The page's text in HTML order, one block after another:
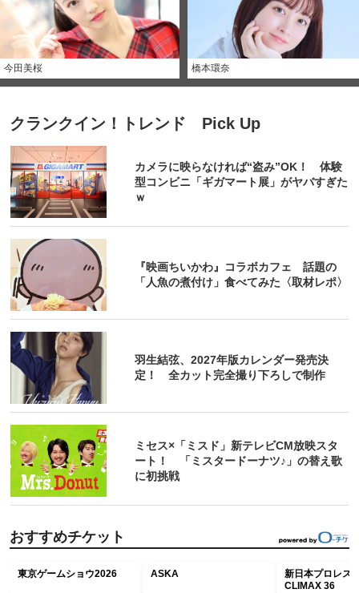
今田美桜 橋本環奈
クランクイン！トレンド Pick Up
カメラに映らなければ“盗み”OK！ 体験
型コンビニ「ギガマート展」がヤバすぎた
ｗ
『映画ちいかわ』コラボカフェ 話題の
「人魚の煮付け」食べてみた〈取材レポ〉
羽生結弦、2027年版カレンダー発売決
定！ 全カット完全撮り下ろしで制作
ミセス×「ミスド」新テレビCM放映スタ
ート！ 「ミスタードーナツ♪」の替え歌
に初挑戦
おすすめチケット
東京ゲームショウ2026 ASKA
新日本プロレス
CLIMAX 36